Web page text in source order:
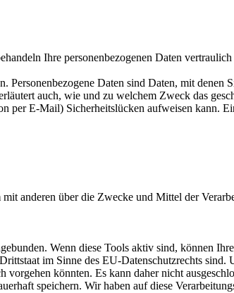
Ihre personenbezogenen Daten
Personenbezogene Daten sind Daten, mit
auch, wie und zu welchem Zweck das
per E-Mail) Sicherheitslücken aufweisen kann.
anderen über die Zwecke und Mittel der
Wenn diese Tools aktiv sind, können
im Sinne des EU-Datenschutzrechts
könnten. Es kann daher nicht
speichern. Wir haben auf diese